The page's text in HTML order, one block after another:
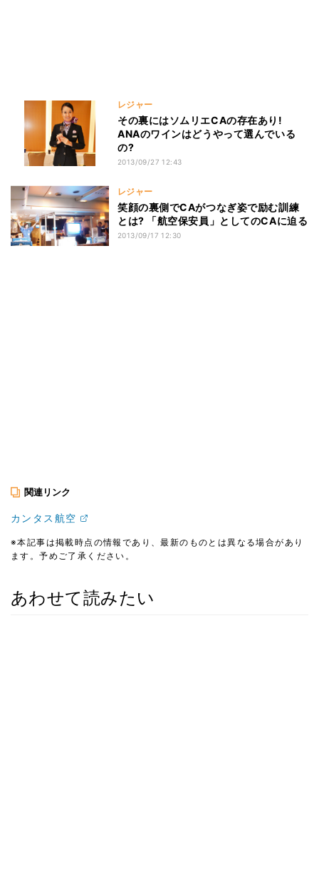
レジャー
その裏にはソムリエCAの存在あり!
ANAのワインはどうやって選んでいる
の?
2013/09/27 12:43
レジャー
笑顔の裏側でCAがつなぎ姿で励む訓練
とは? 「航空保安員」としてのCAに迫る
2013/09/17 12:30
関連リンク
カンタス航空
※本記事は掲載時点の情報であり、最新のものとは異なる場合があり
ます。予めご了承ください。
あわせて読みたい